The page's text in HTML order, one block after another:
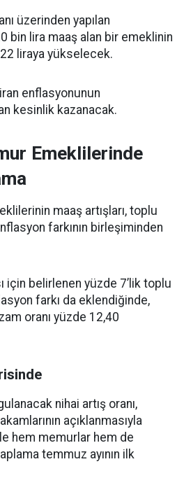
üzerinden yapılan
bin lira maaş alan bir emeklinin
liraya yükselecek.
enflasyonunun
kesinlik kazanacak.
Emeklilerinde
maaş artışları, toplu
farkının birleşiminden
için belirlenen yüzde 7’lik toplu
farkı da eklendiğinde,
oranı yüzde 12,40
nihai artış oranı,
açıklanmasıyla
hem memurlar hem de
temmuz ayının ilk